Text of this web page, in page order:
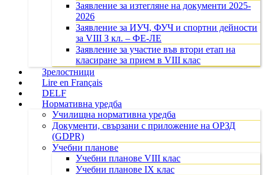
Заявление за изтегляне на документи 2025-
2026
Заявление за ИУЧ, ФУЧ и спортни дейности
за VIII З кл. – ФЕ-ЛЕ
Заявление за участие във втори етап на
класиране за прием в VIII клас
Зрелостници
Lire en Français
DELF
Нормативна уредба
Училищна нормативна уредба
Документи, свързани с приложение на ОРЗД
(GDPR)
Учебни планове
Учебни планове VIII клас
Учебни планове IX клас